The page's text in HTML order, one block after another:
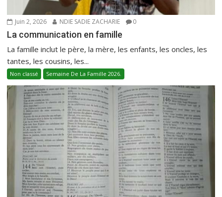
Juin 2, 2026 NDIE SADIE ZACHARIE 0
La communication en famille
La famille inclut le père, la mère, les enfants, les oncles, les
tantes, les cousins, les...
Non classé Semaine De La Famille 2026.